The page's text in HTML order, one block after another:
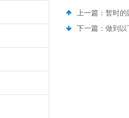
上一篇： 暂时的
下一篇： 做到以